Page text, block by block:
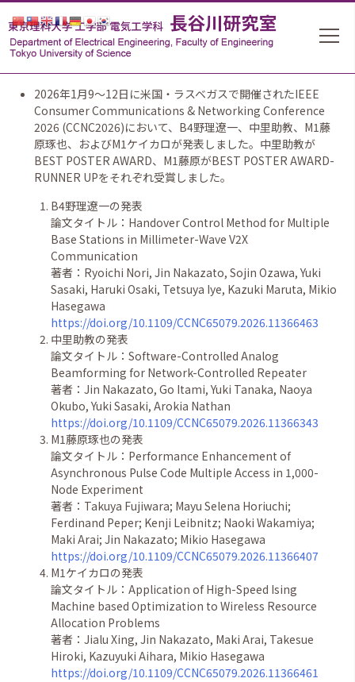
2026年1月9〜12日に米国・ラスベガスで開催されたIEEE
Consumer Communications & Networking Conference
2026 (CCNC2026)において、B4野理遼一、中里助教、M1藤
原琢也、およびM1ケイカロが発表 しました。 中里助教が
BEST POSTER AWARD、M1藤原がBEST POSTER AWARD-
RUNNER UPをそれぞれ受賞しました。
B4野理遼一の発表
論文タイトル：Handover Control Method for Multiple
Base Stations in Millimeter-Wave V2X
Communication
著者：Ryoichi Nori, Jin Nakazato, Sojin Ozawa, Yuki
Sasaki, Haruki Osaki, Tetsuya Iye, Kazuki Maruta, Mikio
Hasegawa
https://doi.org/10.1109/CCNC65079.2026.11366463
中里助教の発表
論文タイトル：Software-Controlled Analog
Beamforming for Network-Controlled Repeater
著者：Jin Nakazato, Go Itami, Yuki Tanaka, Naoya
Okubo, Yuki Sasaki, Arokia Nathan
https://doi.org/10.1109/CCNC65079.2026.11366343
M1藤原琢也の発表
論文タイトル：Performance Enhancement of
Asynchronous Pulse Code Multiple Access in 1,000-
Node Experiment
著者：Takuya Fujiwara; Mayu Selena Horiuchi;
Ferdinand Peper; Kenji Leibnitz; Naoki Wakamiya;
Maki Arai; Jin Nakazato; Mikio Hasegawa
https://doi.org/10.1109/CCNC65079.2026.11366407
M1ケイカロの発表
論文タイトル：Application of High-Speed Ising
Machine based Optimization to Wireless Resource
Allocation Problems
著者：Jialu Xing, Jin Nakazato, Maki Arai, Takesue
Hiroki, Kazuyuki Aihara, Mikio Hasegawa
https://doi.org/10.1109/CCNC65079.2026.11366461